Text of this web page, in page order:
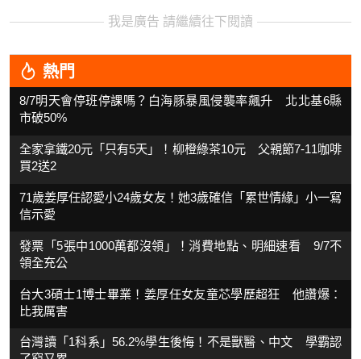
我是廣告 請繼續往下閱讀
熱門
8/7明天會停班停課嗎？白海豚暴風侵襲率飆升 北北基6縣
市破50%
全家拿鐵20元「只有5天」！柳橙綠茶10元 父親節7-11咖啡
買2送2
71歲姜厚任認愛小24歲女友！她3歲確信「累世情緣」小一寫
信示愛
發票「5張中1000萬都沒領」！消費地點、明細速看 9/7不
領全充公
台大3碩士1博士畢業！姜厚任女友童芯學歷超狂 他讚爆：
比我厲害
台灣讀「1科系」56.2%學生後悔！不是獸醫、中文 學霸認